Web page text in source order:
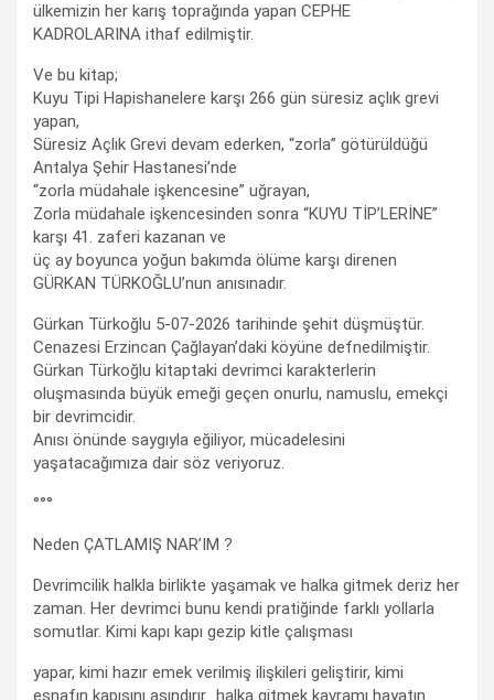
ülkemizin her karış toprağında yapan CEPHE
KADROLARINA ithaf edilmiştir.
Ve bu kitap;
Kuyu Tipi Hapishanelere karşı 266 gün süresiz açlık grevi
yapan,
Süresiz Açlık Grevi devam ederken, “zorla” götürüldüğü
Antalya Şehir Hastanesi’nde
“zorla müdahale işkencesine” uğrayan,
Zorla müdahale işkencesinden sonra “KUYU TİP’LERİNE”
karşı 41. zaferi kazanan ve
üç ay boyunca yoğun bakımda ölüme karşı direnen
GÜRKAN TÜRKOĞLU’nun anısınadır.
Gürkan Türkoğlu 5-07-2026 tarihinde şehit düşmüştür.
Cenazesi Erzincan Çağlayan’daki köyüne defnedilmiştir.
Gürkan Türkoğlu kitaptaki devrimci karakterlerin
oluşmasında büyük emeği geçen onurlu, namuslu, emekçi
bir devrimcidir.
Anısı önünde saygıyla eğiliyor, mücadelesini
yaşatacağımıza dair söz veriyoruz.
°°°
Neden ÇATLAMIŞ NAR’IM ?
Devrimcilik halkla birlikte yaşamak ve halka gitmek deriz her
zaman. Her devrimci bunu kendi pratiğinde farklı yollarla
somutlar. Kimi kapı kapı gezip kitle çalışması
yapar, kimi hazır emek verilmiş ilişkileri geliştirir, kimi